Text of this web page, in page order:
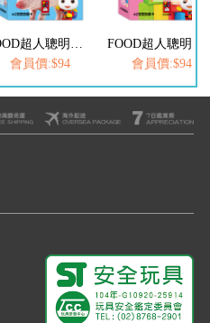
FOOD超人聰明認知大圖卡-動物王國*新版
會員價:$94
會員價:$94